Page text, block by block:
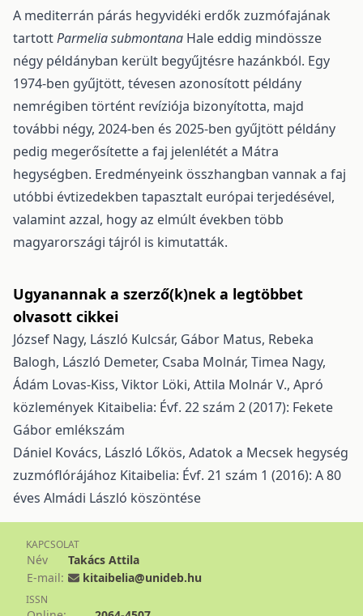
A mediterrán párás hegyvidéki erdők zuzmófajának
tartottParmelia submontana Hale eddig mindössze
négy példányban került begyűjtésre hazánkból. Egy
1974-ben gyűjtött, tévesen azo­nosított példány
nemrégiben történt revíziója bizonyította, majd
további négy, 2024-ben és 2025-ben gyűjtött példány
pedig megerősítette a faj jelenlétét a Mátra
hegységben. Eredményeink összhangban vannak a faj
utóbbi évtizedekben tapasztalt európai terjedésével,
valamint azzal, hogy az elmúlt évek­ben több
magyarországi tájról is kimutatták.
Ugyanannak a szerző(k)nek a legtöbbet
olvasott cikkei
József Nagy, László Kulcsár, Gábor Matus, Rebeka
Balogh, László Demeter, Csaba Molnár, Timea Nagy,
Ádám Lovas-Kiss, Viktor Löki, Attila Molnár V., Apró
közlemények Kitaibelia: Évf. 22 szám 2 (2017): Fekete
Gábor emlékszám
Dániel Kovács, László Lőkös, Adatok a Mecsek hegység
zuzmóflórájához Kitaibelia: Évf. 21 szám 1 (2016): A 80
éves Almádi László köszöntése
KAPCSOLAT
Név
Takács Attila
E-mail:
kitaibelia@unideb.hu
ISSN